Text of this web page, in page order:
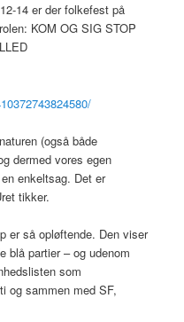
14 er der folkefest på
KOM OG SIG STOP
(også både
dermed vores egen
enkeltsag. Det er
tikker.
er så opløftende. Den viser
blå partier – og udenom
som
og sammen med SF,